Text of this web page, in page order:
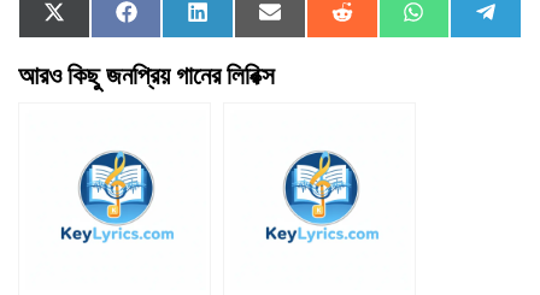
Share
on
X
(
T
w
Share
on
F
a
c
e
k
Share
on
L
i
k
Share
on
E
m
Share
on
R
e
Share
on
W
h
on
e
আরও কিছু জনপ্রিয় গানের লিরিক্স